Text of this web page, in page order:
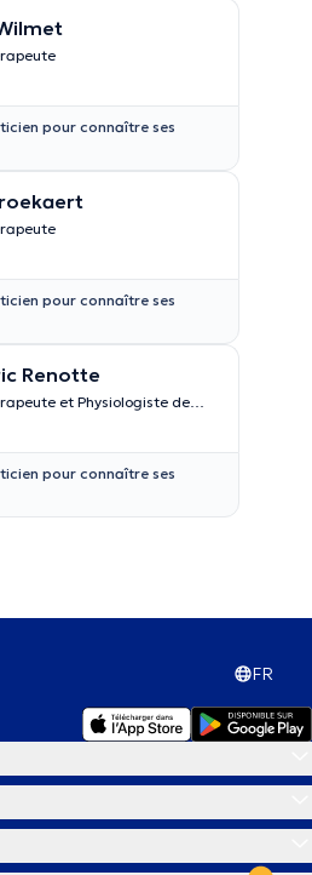
pour connaître ses
pour connaître ses
Renotte
et Physiologiste de
pour connaître ses
FR